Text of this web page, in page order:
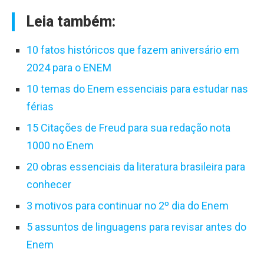
Leia também:
10 fatos históricos que fazem aniversário em
2024 para o ENEM
10 temas do Enem essenciais para estudar nas
férias
15 Citações de Freud para sua redação nota
1000 no Enem
20 obras essenciais da literatura brasileira para
conhecer
3 motivos para continuar no 2º dia do Enem
5 assuntos de linguagens para revisar antes do
Enem